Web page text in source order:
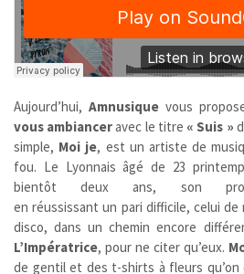
Aujourd’hui, Amnusique vous
vous ambianceravec le titre « Suis »
simple, Moi je, est un artiste de
fou. Le Lyonnais âgé de 23
bientôt deux ans, son
en réussissant un pari difficile, celui
disco, dans un chemin encore
L’Impératrice, pour ne citer qu’eux.
de gentil et des t-shirts à fleurs qu’on